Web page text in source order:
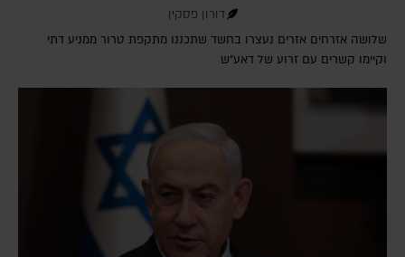
דורון פסקין
שלושה אזרחים אזרים נעצרו בחשד שתכננו מתקפת טרור ממניע דתי
וקיימו קשרים עם זרוע של דאע"ש